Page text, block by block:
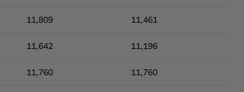
11,809 11,461
11,642 11,196
11,760 11,760